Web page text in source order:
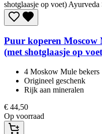
Puur koperen Moscow
(met shotglaasje op
4 Moskow Mule bekers
Origineel geschenk
Rijk aan mineralen
€ 44,50
Op voorraad